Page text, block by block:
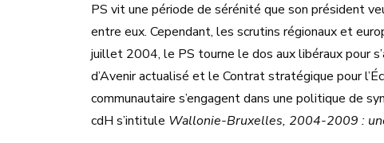
PS vit une période de sérénité que son président
entre eux. Cependant, les scrutins régionaux et
juillet 2004, le PS tourne le dos aux libéraux pour
d’Avenir actualisé et le Contrat stratégique pour
communautaire s’engagent dans une politique de
cdH s’intitule Wallonie-Bruxelles, 2004-2009 :